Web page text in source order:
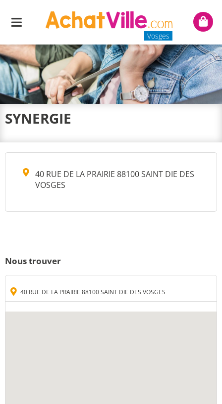
Menu
Vosges
Mon
SYNERGIE
40 RUE DE LA PRAIRIE 88100 SAINT DIE DES
VOSGES
Nous trouver
40 RUE DE LA PRAIRIE 88100 SAINT DIE DES VOSGES